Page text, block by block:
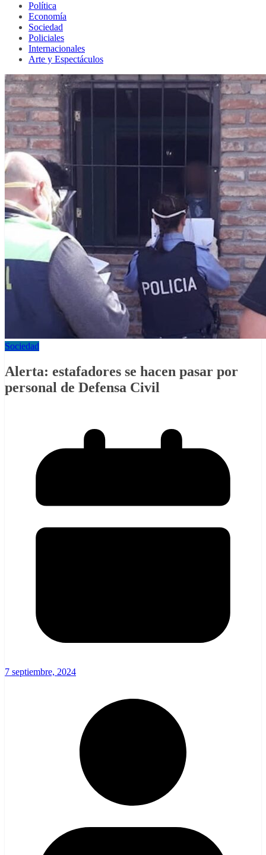
Política
Economía
Sociedad
Policiales
Internacionales
Arte y Espectáculos
Sociedad
Alerta: estafadores se hacen pasar por
personal de Defensa Civil
7 septiembre, 2024